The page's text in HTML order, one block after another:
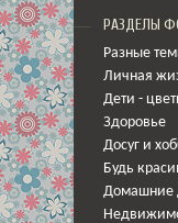
РАЗДЕЛЫ
Разные
Личная
Дети -
Здоровье
Досуг и
Будь
Домашние